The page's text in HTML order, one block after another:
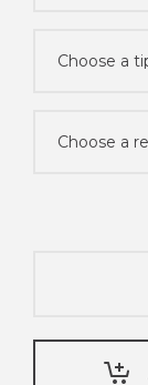
quantity